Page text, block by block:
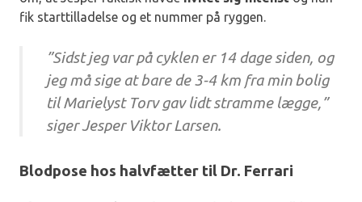
fik starttilladelse og et nummer på ryggen.
”Sidst jeg var på cyklen er 14 dage siden, og
jeg må sige at bare de 3-4 km fra min bolig
til Marielyst Torv gav lidt stramme lægge,”
siger Jesper Viktor Larsen.
Blodpose hos halvfætter til Dr. Ferrari